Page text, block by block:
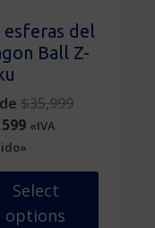
esferas del
Ball Z-
$35,999Original
$35,999.
Current
price
is:
$30,599.
«IVA
Select
options